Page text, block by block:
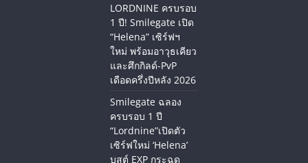
LORDNINE ครบรอบ
1 ปี! Smilegate เปิด
“Helena” เซิร์ฟฯ
ใหม่ พร้อมอาวุธเคียว
และศึกกิลด์-PvP
เดือดครึ่งปีหลัง 2026
Smilegate ฉลอง
ครบรอบ 1 ปี
“Lordnine”เปิดตัว
เซิร์ฟใหม่ ‘Helena’
บูสต์ EXP กระฉูด